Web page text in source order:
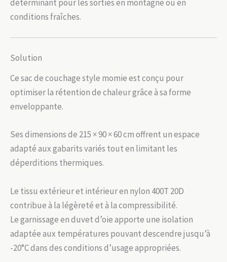
déterminant pour les sorties en montagne ou en
conditions fraîches.
Solution
Ce sac de couchage style momie est conçu pour
optimiser la rétention de chaleur grâce à sa forme
enveloppante.
Ses dimensions de 215 × 90 × 60 cm offrent un espace
adapté aux gabarits variés tout en limitant les
déperditions thermiques.
Le tissu extérieur et intérieur en nylon 400T 20D
contribue à la légèreté et à la compressibilité.
Le garnissage en duvet d’oie apporte une isolation
adaptée aux températures pouvant descendre jusqu’à
-20°C dans des conditions d’usage appropriées.